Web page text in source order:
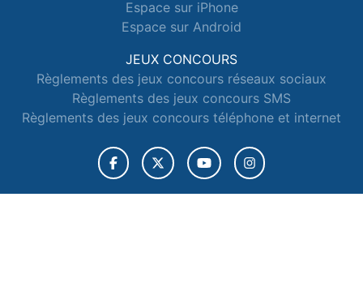
Espace sur iPhone
Espace sur Android
JEUX CONCOURS
Règlements des jeux concours réseaux sociaux
Règlements des jeux concours SMS
Règlements des jeux concours téléphone et internet